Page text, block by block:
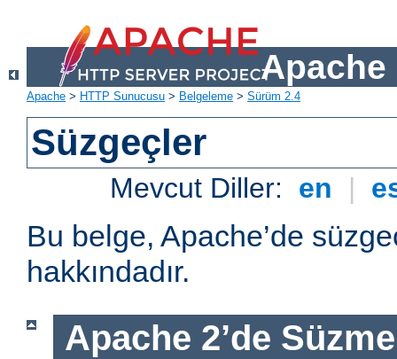
Apache
Apache > HTTP Sunucusu > Belgeleme > Sürüm 2.4
Süzgeçler
Mevcut Diller: en |
Bu belge, Apache’de
hakkındadır.
Apache 2’de